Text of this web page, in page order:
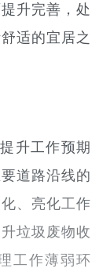
升完善，处
适的宜居之
升工作预期
道路沿线的
、亮化工作
垃圾废物收
工作薄弱环